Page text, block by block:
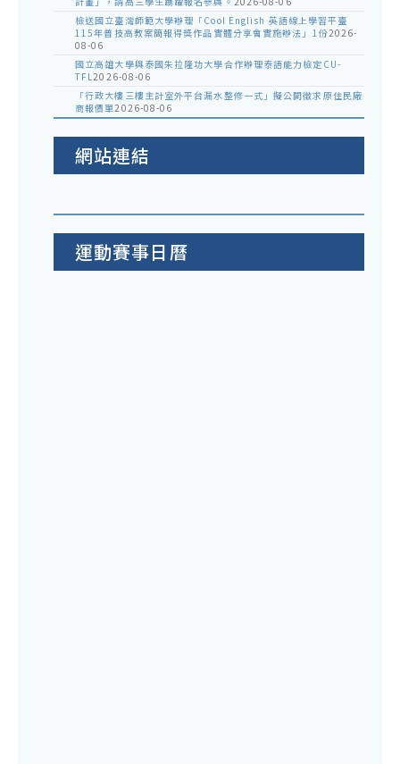
檢送國立臺灣師範大學辦理「Cool English 英語線上學習平臺
115年普技高教案簡報得獎作品實體分享會實施辦法」1份2026-
08-06
國立高雄大學與泰國朱拉隆功大學合作辦理泰語能力檢定CU-
TFL2026-08-06
「行政大樓三樓主計室外平台漏水整修一式」擬公開徵求原住民廠
商報價單2026-08-06
網站連結
運動賽事日曆